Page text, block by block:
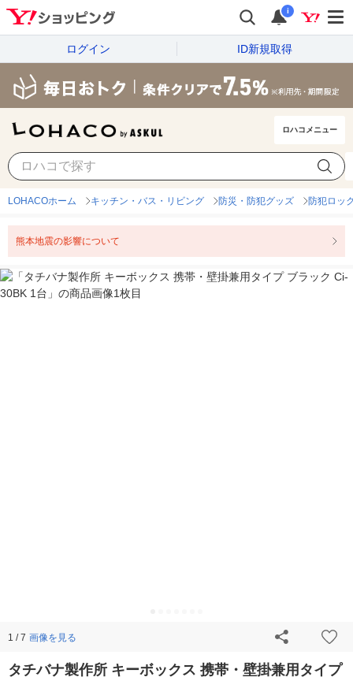
i
ログイン ID新規取得
ロハコメニュー
LOHACOホーム キッチン・バス・リビング 防災・防犯グッズ 防犯ロッ
熊本地震の影響について
1 / 7 画像を見る
タチバナ製作所 キーボックス 携帯・壁掛兼用タイプ